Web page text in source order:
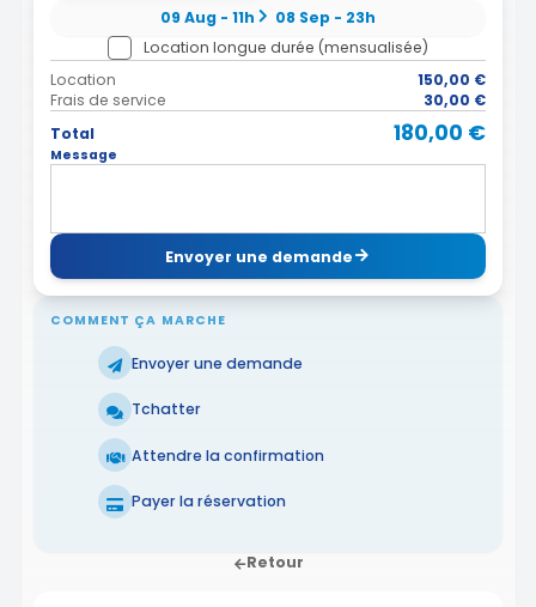
09 Aug - 11h
08 Sep - 23h
Location longue durée (mensualisée)
Location
150,00 €
Frais de service
30,00 €
Total
180,00 €
Message
Envoyer une demande
COMMENT ÇA MARCHE
Envoyer une demande
Tchatter
Attendre la confirmation
Payer la réservation
Retour